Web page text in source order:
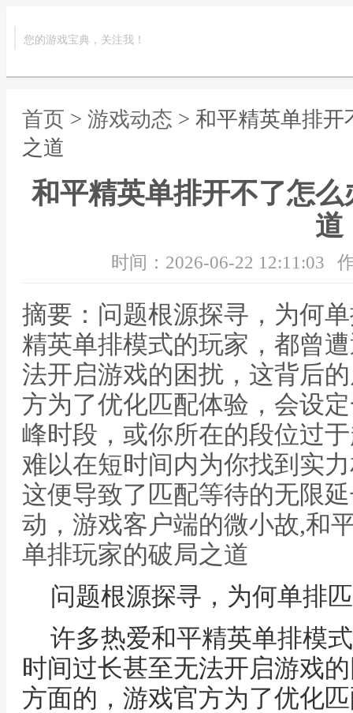
您的游戏宝典，关注我！
首页 > 游戏动态 > 和平精英单排
之道
和平精英单排开不了怎
道
时间：2026-06-22 12:11:03
摘要：问题根源探寻，为何
精英单排模式的玩家，都曾
法开启游戏的困扰，这背后
方为了优化匹配体验，会设
峰时段，或你所在的段位过
难以在短时间内为你找到实
这便导致了匹配等待的无限
动，游戏客户端的微小故,和
单排玩家的破局之道
问题根源探寻，为何单排
许多热爱和平精英单排模
时间过长甚至无法开启游戏
方面的，游戏官方为了优化